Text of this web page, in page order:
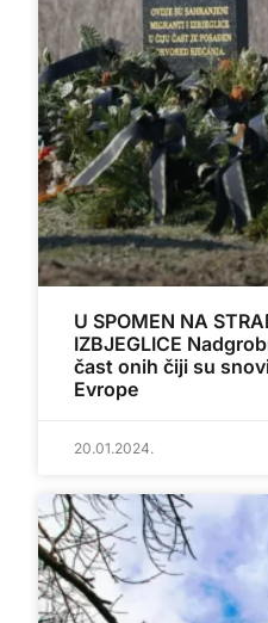
U SPOMEN NA
IZBJEGLICE
čast onih čiji su
Evrope
20.01.2024.